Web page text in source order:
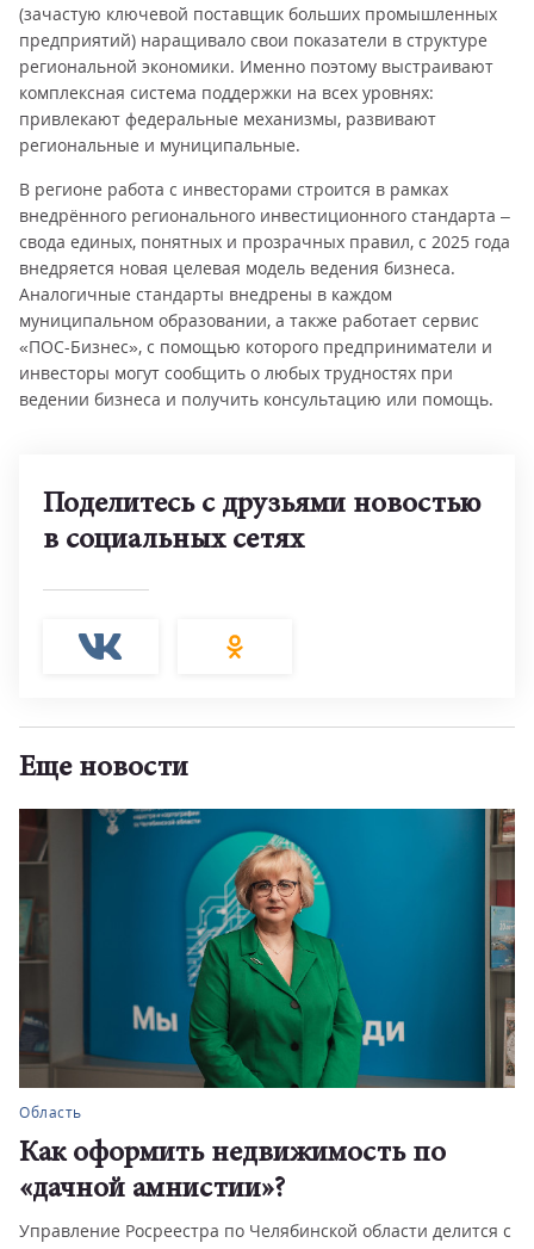
(зачастую ключевой поставщик больших промышленных
предприятий) наращивало свои показатели в структуре
региональной экономики. Именно поэтому выстраивают
комплексная система поддержки на всех уровнях:
привлекают федеральные механизмы, развивают
региональные и муниципальные.
В регионе работа с инвесторами строится в рамках
внедрённого регионального инвестиционного стандарта –
свода единых, понятных и прозрачных правил, с 2025 года
внедряется новая целевая модель ведения бизнеса.
Аналогичные стандарты внедрены в каждом
муниципальном образовании, а также работает сервис
«ПОС-Бизнес», с помощью которого предприниматели и
инвесторы могут сообщить о любых трудностях при
ведении бизнеса и получить консультацию или помощь.
Поделитесь с друзьями новостью
в социальных сетях
Еще новости
Область
Как оформить недвижимость по
«дачной амнистии»?
Управление Росреестра по Челябинской области делится с